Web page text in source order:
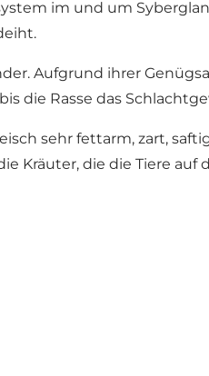
im und um
Aufgrund ihrer
die Rasse das
sehr fettarm, zart,
Kräuter, die die Tiere auf